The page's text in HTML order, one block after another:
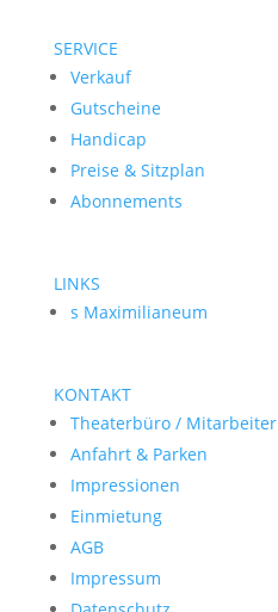
SERVICE
Verkauf
Gutscheine
Handicap
Preise & Sitzplan
Abonnements
LINKS
s Maximilianeum
KONTAKT
Theaterbüro / Mitarbeiter
Anfahrt & Parken
Impressionen
Einmietung
AGB
Impressum